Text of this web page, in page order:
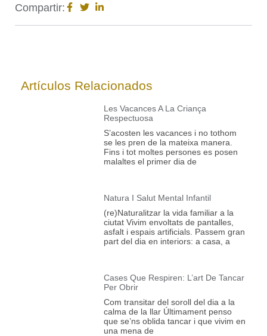
Compartir:
Artículos Relacionados
Les Vacances A La Criança
Respectuosa
S’acosten les vacances i no tothom
se les pren de la mateixa manera.
Fins i tot moltes persones es posen
malaltes el primer dia de
Natura I Salut Mental Infantil
(re)Naturalitzar la vida familiar a la
ciutat Vivim envoltats de pantalles,
asfalt i espais artificials. Passem gran
part del dia en interiors: a casa, a
Cases Que Respiren: L’art De Tancar
Per Obrir
Com transitar del soroll del dia a la
calma de la llar Últimament penso
que se’ns oblida tancar i que vivim en
una mena de